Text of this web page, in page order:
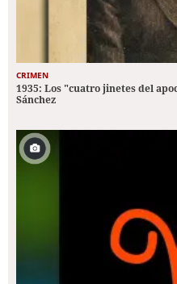
CRIMEN
1935: Los "cuatro jinetes del
Sánchez